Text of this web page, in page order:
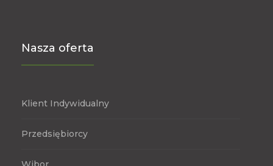
Nasza oferta
Klient Indywidualny
Przedsiębiorcy